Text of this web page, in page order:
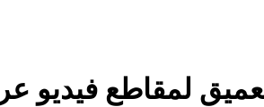
لمقاطع فيديو